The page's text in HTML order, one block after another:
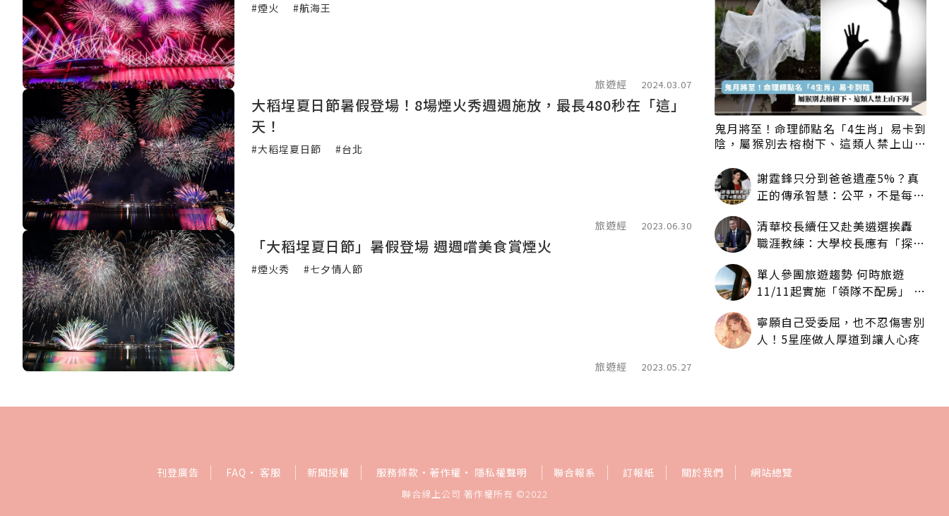
#煙火 #航海王
旅遊經 2024.03.07
大稻埕夏日節暑假登場！8場煙火秀週週施放，最長480秒在「這」
天！
#大稻埕夏日節 #台北
旅遊經 2023.06.30
「大稻埕夏日節」暑假登場 週週嚐美食賞煙火
#煙火秀 #七夕情人節
旅遊經 2023.05.27
鬼月將至！命理師點名「4生肖」易卡到
陰，屬猴別去榕樹下、這類人禁上山下
謝霆鋒只分到爸爸遺產5%？真
正的傳承智慧：公平，不是每個
清華校長續任又赴美遴選挨轟
職涯教練：大學校長應有「探
單人參團旅遊趨勢 何時旅遊
11/11起實施「領隊不配房」 落
寧願自己受委屈，也不忍傷害別
人！5星座做人厚道到讓人心疼
刊登廣告 FAQ · 客服 新聞授權 服務條款 · 著作權 · 隱私權聲明 聯合報系 訂報紙 關於我們 網站總覽
聯合線上公司 著作權所有 ©2022